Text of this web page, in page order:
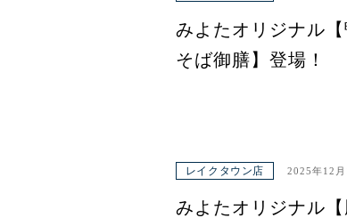
みよたオリジナル
そば御膳】登場！
レイクタウン店 2025年12月
みよたオリジナル